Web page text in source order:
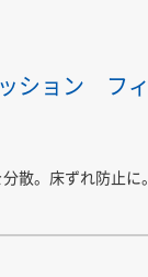
ション フィ
散。床ずれ防止に。